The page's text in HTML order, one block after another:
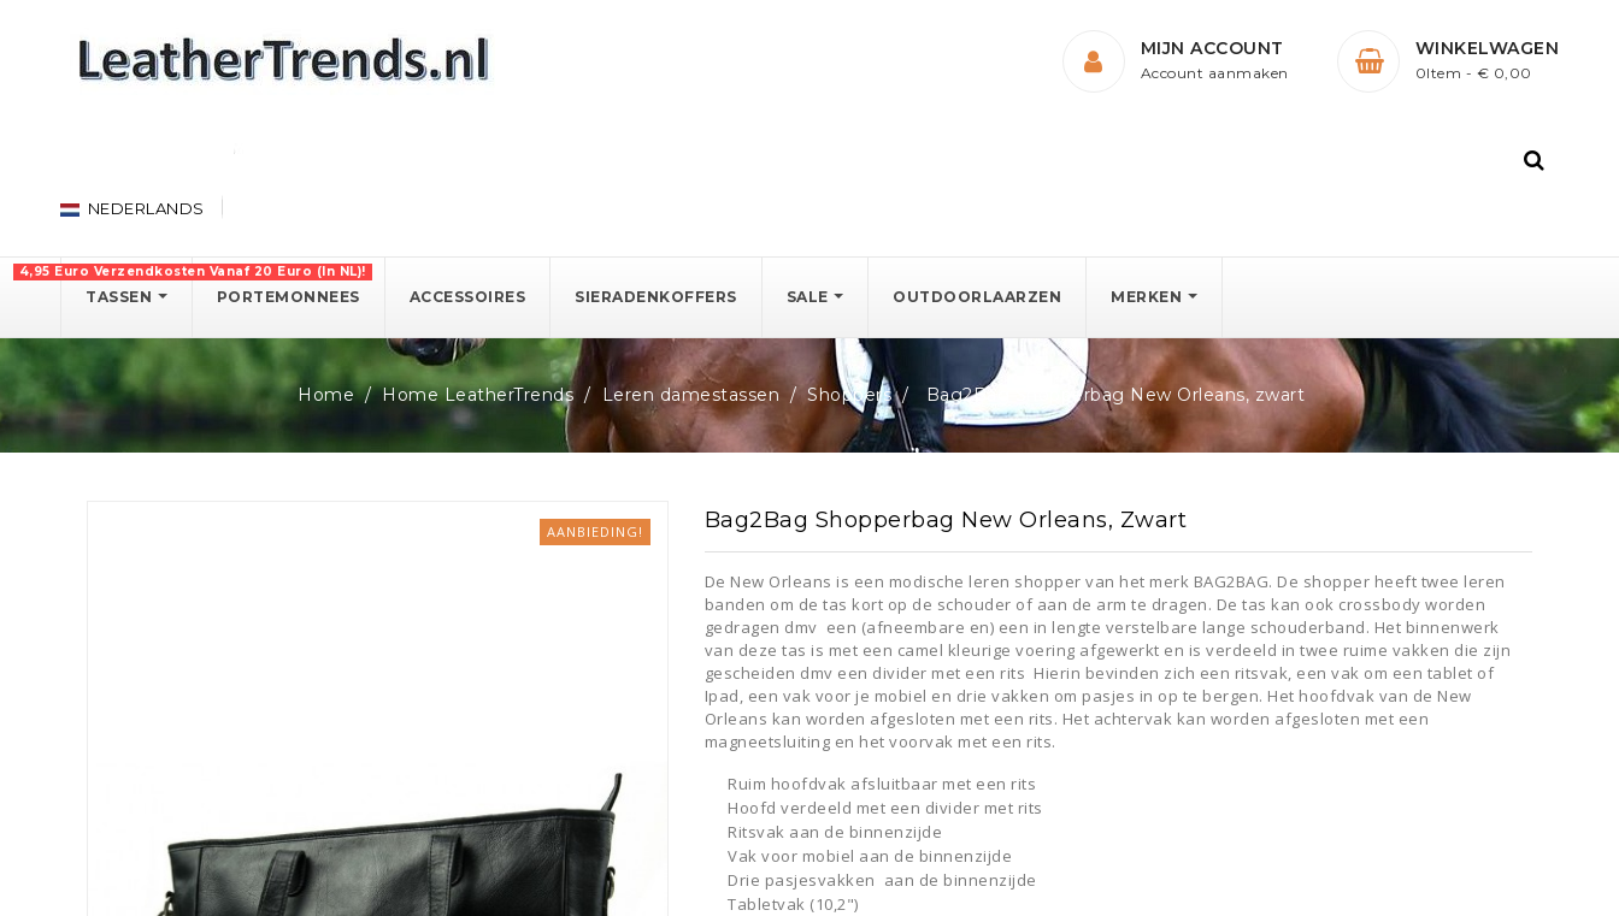
WINKELWAGEN
0Item - € 0,00
MIJN ACCOUNT
Account aanmaken
NEDERLANDS
TASSEN PORTEMONNEES
4,95 Euro Verzendkosten Vanaf 20 Euro (in NL)!
ACCESSOIRES SIERADENKOFFERS SALE OUTDOORLAARZEN MERKEN
Home Home LeatherTrends Leren damestassen Shoppers Bag2Bag Shopperbag New Orleans, zwart
AANBIEDING! Bag2Bag Shopperbag New Orleans, Zwart
De New Orleans is een modische leren shopper van het merk BAG2BAG. De shopper heeft twee leren
banden om de tas kort op de schouder of aan de arm te dragen. De tas kan ook crossbody worden
gedragen dmv een (afneembare en) een in lengte verstelbare lange schouderband. Het binnenwerk
van deze tas is met een camel kleurige voering afgewerkt en is verdeeld in twee ruime vakken die zijn
gescheiden dmv een divider met een rits Hierin bevinden zich een ritsvak, een vak om een tablet of
Ipad, een vak voor je mobiel en drie vakken om pasjes in op te bergen. Het hoofdvak van de New
Orleans kan worden afgesloten met een rits. Het achtervak kan worden afgesloten met een
magneetsluiting en het voorvak met een rits.
Ruim hoofdvak afsluitbaar met een rits
Hoofd verdeeld met een divider met rits
Ritsvak aan de binnenzijde
Vak voor mobiel aan de binnenzijde
Drie pasjesvakken aan de binnenzijde
Tabletvak (10,2")